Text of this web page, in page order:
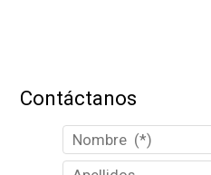
Contáctanos